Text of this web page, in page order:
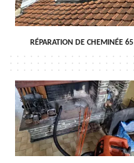
RÉPARATION DE CHEMINÉE 65